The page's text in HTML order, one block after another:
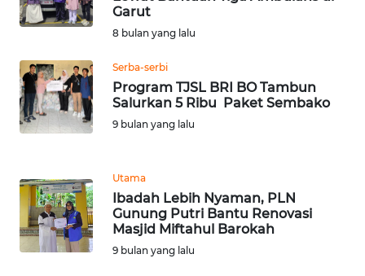
Garut
8 bulan yang lalu
Serba-serbi
Program TJSL BRI BO Tambun
Salurkan 5 Ribu Paket Sembako
9 bulan yang lalu
Utama
Ibadah Lebih Nyaman, PLN
Gunung Putri Bantu Renovasi
Masjid Miftahul Barokah
9 bulan yang lalu
MALUT
WN
DAIRI
DANAU
TOBA
WN
NIAS